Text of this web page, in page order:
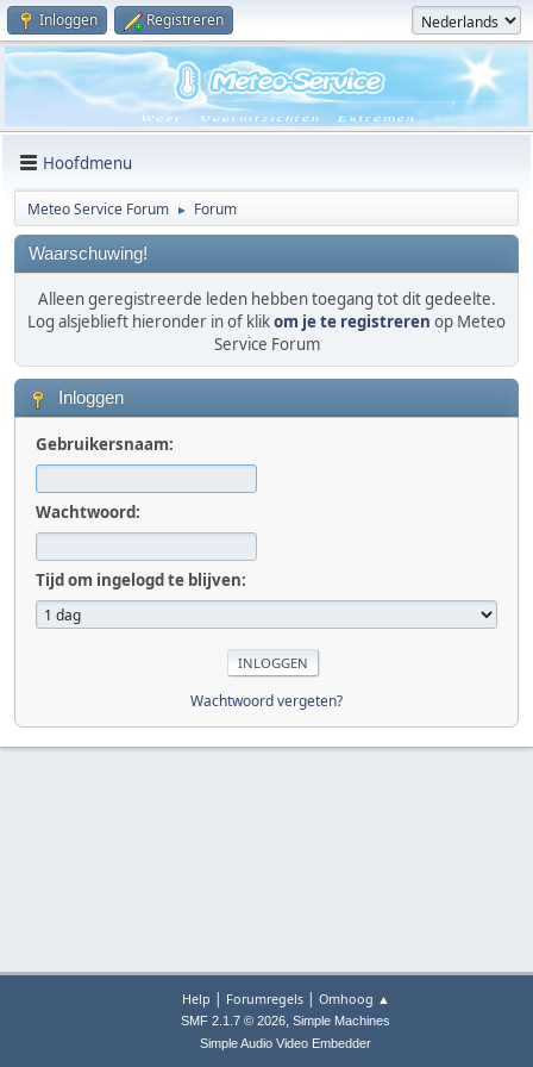
Inloggen Registreren
Hoofdmenu
Meteo Service Forum ► Forum
Waarschuwing!
Alleen geregistreerde leden hebben toegang tot dit gedeelte.
Log alsjeblieft hieronder in of klikom je te registreren op Meteo
Service Forum
Inloggen
Gebruikersnaam:
Wachtwoord:
Tijd om ingelogd te blijven:
Wachtwoord vergeten?
Help | Forumregels| Omhoog ▲
SMF 2.1.7 © 2026, Simple Machines
Simple Audio Video Embedder